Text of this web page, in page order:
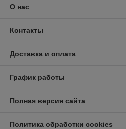
О нас
Контакты
Доставка и оплата
График работы
Полная версия сайта
Политика обработки cookies